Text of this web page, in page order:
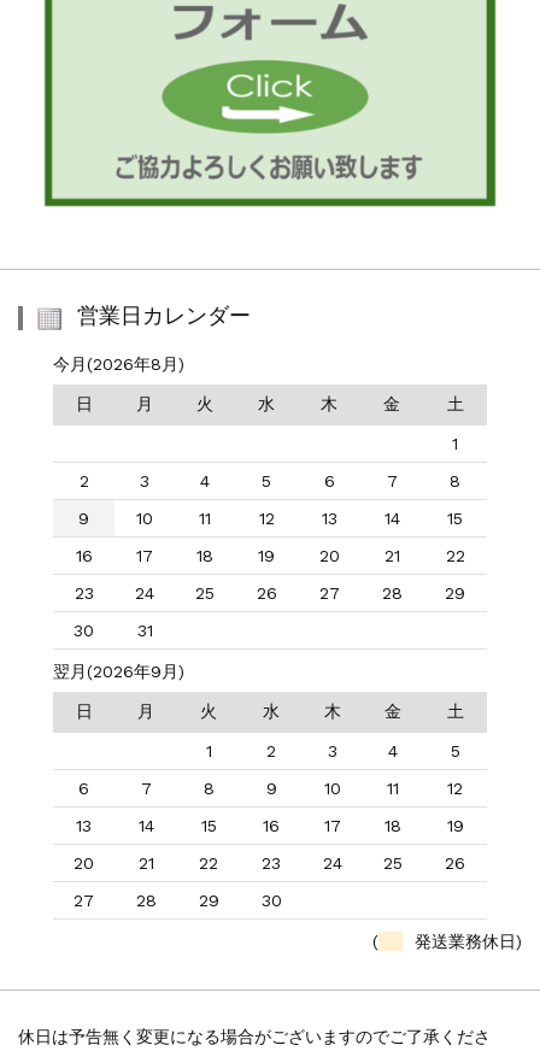
営業日カレンダー
今月(2026年8月)
日 月 火 水 木 金 土
1
2
3 4 5 6 7
8
9
10 11 12 13 14
15
16
17 18 19 20 21
22
23
24 25 26 27 28
29
30
31
翌月(2026年9月)
日 月 火 水 木 金 土
1 2 3 4
5
6
7 8 9 10 11
12
13
14 15 16 17 18
19
20
21 22 23 24 25
26
27
28 29 30
( 発送業務休日)
休日は予告無く変更になる場合がございますのでご了承くださ